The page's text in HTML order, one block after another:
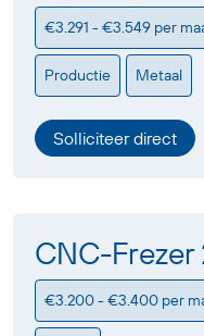
€3.291 - €3.549 per
Productie Metaal
Solliciteer direct
CNC-
€3.200 - €3.400 per